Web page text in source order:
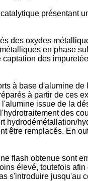
présentant
des oxydes
en phase
des
à base d'alumine de
à partir de ces
issue de la
des
hydrodémétallation/
être remplacés. En
flash obtenue sont
élevé, toutefois
s'introduire jusqu'au